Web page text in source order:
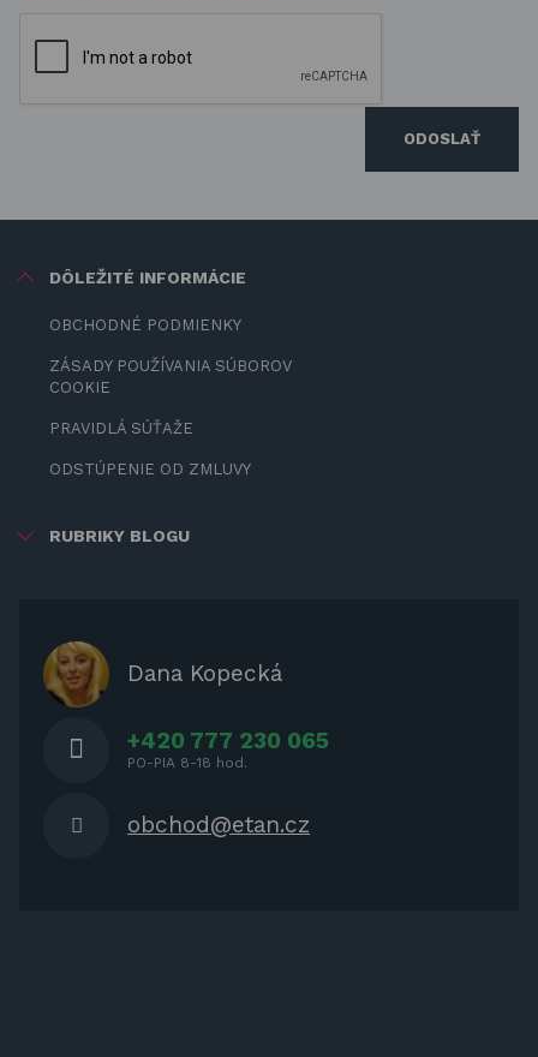
ODOSLAŤ
DÔLEŽITÉ INFORMÁCIE
OBCHODNÉ PODMIENKY
ZÁSADY POUŽÍVANIA SÚBOROV
COOKIE
PRAVIDLÁ SÚŤAŽE
ODSTÚPENIE OD ZMLUVY
RUBRIKY BLOGU
OCHRANNÉ KRYTY PRE
ZÁHRADNÝ NÁBYTOK
Dana Kopecká
+420 777 230 065
PO-PIA 8-18 hod.
obchod@etan.cz